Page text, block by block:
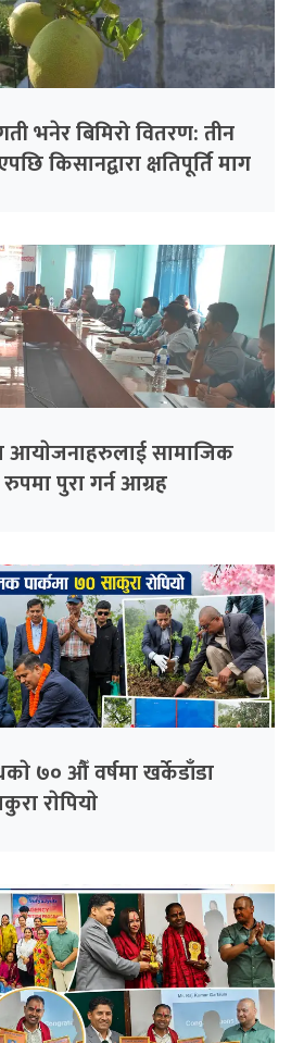
भनेर बिमिरो वितरण: तीन
किसानद्वारा क्षतिपूर्ति माग
आयाेजनाहरुलाई सामाजिक
रुपमा पुरा गर्न आग्रह
७० औँ वर्षमा खर्केडाँडा
राेपियाे